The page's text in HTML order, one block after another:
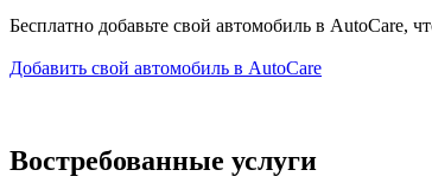
Бесплатно добавьте свой автомобиль в AutoCare,
Добавить свой автомобиль в AutoCare
Востребованные услуги